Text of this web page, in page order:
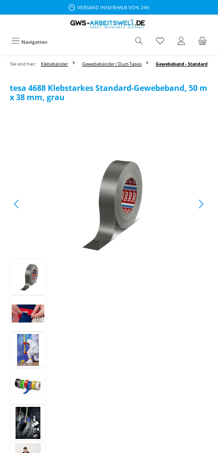
VERSAND INNERHALB VON 24h
Navigation
Sie sind hier: Klebebänder Gewebebänder / Duct-Tapes Gewebeband - Standard
tesa 4688 Klebstarkes Standard-Gewebeband, 50 m
x 38 mm, grau